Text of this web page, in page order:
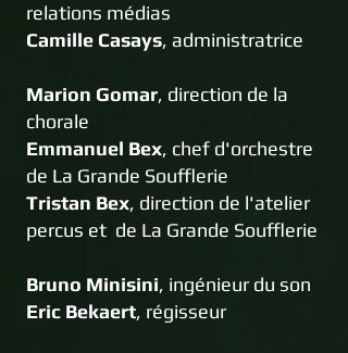
relations médias
Camille Casays, administratrice
Marion Gomar, direction de la
chorale
Emmanuel Bex, chef d'orchestre
de La Grande Soufflerie
Tristan Bex, direction de l'atelier
percus et de La Grande Soufflerie
Bruno Minisini, ingénieur du son
Eric Bekaert, régisseur